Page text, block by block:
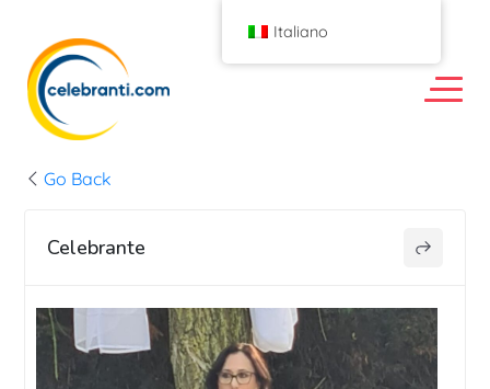
Go Back
Celebrante
Italiano